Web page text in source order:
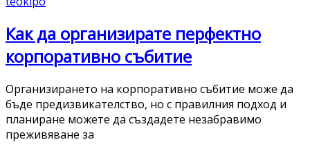
Как да организирате перфектно
корпоративно събитие
Организирането на корпоративно събитие може да
бъде предизвикателство, но с правилния подход и
планиране можете да създадете незабравимо
преживяване за